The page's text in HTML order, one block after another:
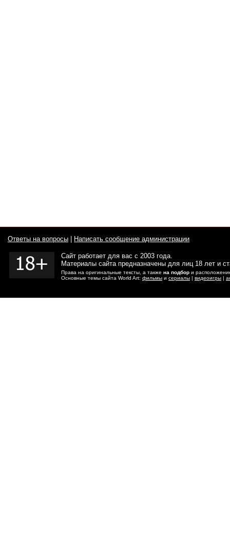
Ответы на вопросы Написать сообщение администрации
Сайт работает для вас с 2003 года.
Материалы сайта предназначены для лиц 18 лет и
Права на оригинальные тексты, а также на подбор и
Основные темы сайта World Art: фильмы и сериалы | видеоигры |